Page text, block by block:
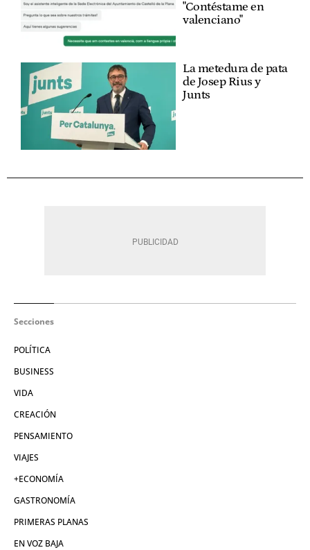
"Contéstame en
valenciano"
La metedura de pata
de Josep Rius y
Junts
Secciones
POLÍTICA
BUSINESS
VIDA
CREACIÓN
PENSAMIENTO
VIAJES
+ECONOMÍA
GASTRONOMÍA
PRIMERAS PLANAS
EN VOZ BAJA